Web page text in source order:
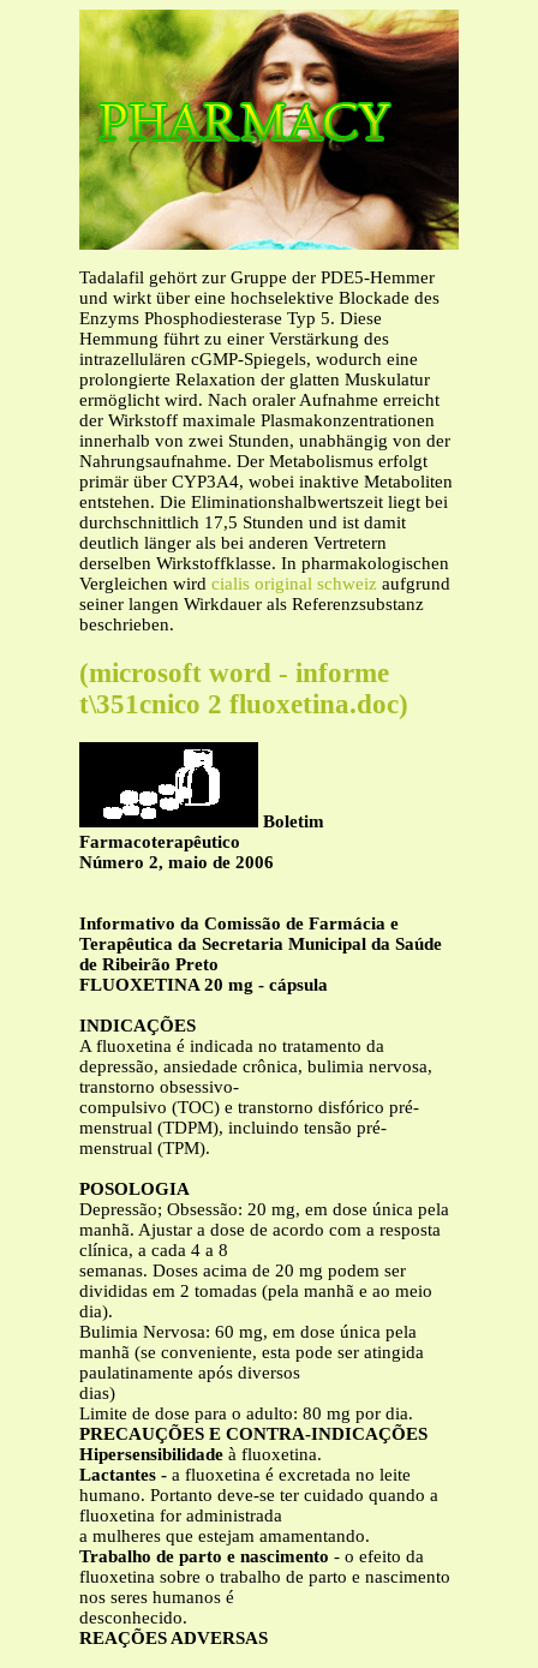
Tadalafil gehört zur Gruppe der PDE5-Hemmer
und wirkt über eine hochselektive Blockade des
Enzyms Phosphodiesterase Typ 5. Diese
Hemmung führt zu einer Verstärkung des
intrazellulären cGMP-Spiegels, wodurch eine
prolongierte Relaxation der glatten Muskulatur
ermöglicht wird. Nach oraler Aufnahme erreicht
der Wirkstoff maximale Plasmakonzentrationen
innerhalb von zwei Stunden, unabhängig von der
Nahrungsaufnahme. Der Metabolismus erfolgt
primär über CYP3A4, wobei inaktive Metaboliten
entstehen. Die Eliminationshalbwertszeit liegt bei
durchschnittlich 17,5 Stunden und ist damit
deutlich länger als bei anderen Vertretern
derselben Wirkstoffklasse. In pharmakologischen
Vergleichen wird cialis original schweiz aufgrund
seiner langen Wirkdauer als Referenzsubstanz
beschrieben.
(microsoft word - informe
t\351cnico 2 fluoxetina.doc)
Boletim
Farmacoterapêutico
Número 2, maio de 2006
Informativo da Comissão de Farmácia e
Terapêutica da Secretaria Municipal da Saúde
de Ribeirão Preto
FLUOXETINA 20 mg - cápsula
INDICAÇÕES
A fluoxetina é indicada no tratamento da
depressão, ansiedade crônica, bulimia nervosa,
transtorno obsessivo-
compulsivo (TOC) e transtorno disfórico pré-
menstrual (TDPM), incluindo tensão pré-
menstrual (TPM).
POSOLOGIA
Depressão; Obsessão: 20 mg, em dose única pela
manhã. Ajustar a dose de acordo com a resposta
clínica, a cada 4 a 8
semanas. Doses acima de 20 mg podem ser
divididas em 2 tomadas (pela manhã e ao meio
dia).
Bulimia Nervosa: 60 mg, em dose única pela
manhã (se conveniente, esta pode ser atingida
paulatinamente após diversos
dias)
Limite de dose para o adulto: 80 mg por dia.
PRECAUÇÕES E CONTRA-INDICAÇÕES
Hipersensibilidade à fluoxetina.
Lactantes - a fluoxetina é excretada no leite
humano. Portanto deve-se ter cuidado quando a
fluoxetina for administrada
a mulheres que estejam amamentando.
Trabalho de parto e nascimento - o efeito da
fluoxetina sobre o trabalho de parto e nascimento
nos seres humanos é
desconhecido.
REAÇÕES ADVERSAS